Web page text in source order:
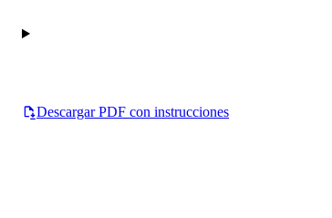
Descargar PDF con instrucciones